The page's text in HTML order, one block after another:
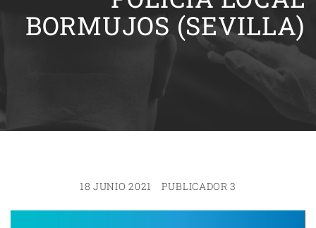
BORMUJOS (SEVILLA)
18 JUNIO 2021 PUBLICADOR 3